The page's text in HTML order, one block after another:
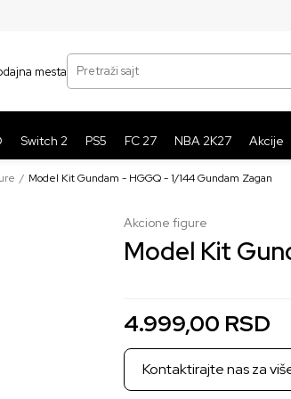
mesta
Pretraži sajt
Switch 2 PS5 FC 27 NBA 2K27 Akcije
Model Kit Gundam - HGGQ - 1/144 Gundam Zagan
Akcione figure
Model Kit
4.999,00 RSD
Kontaktirajte nas za